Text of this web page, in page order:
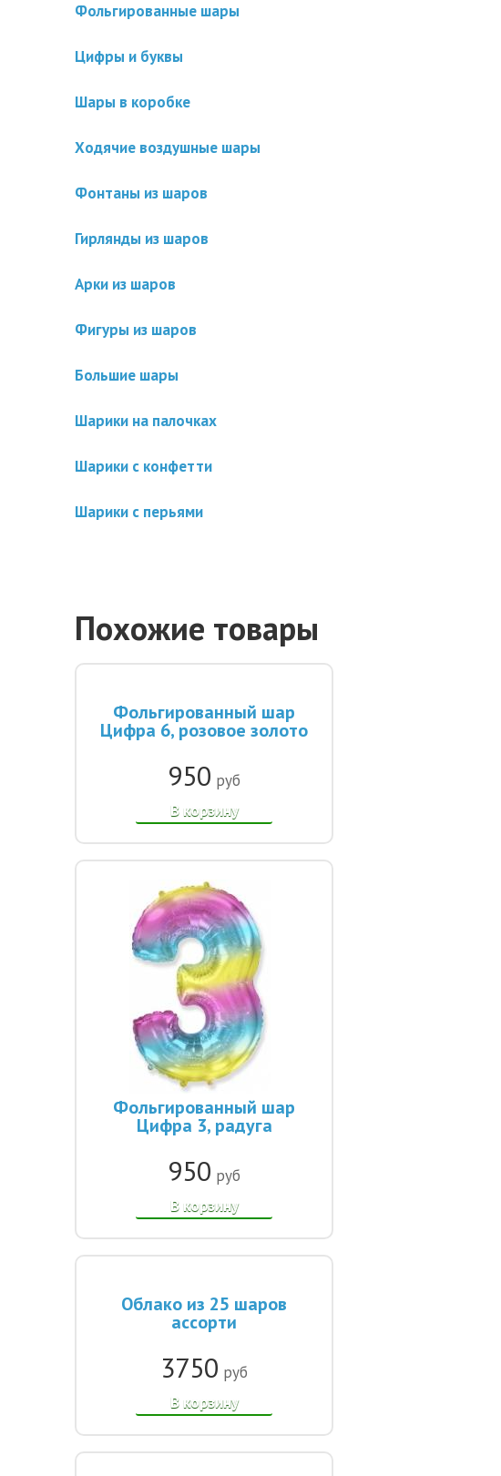
Фольгированные шары
Цифры и буквы
Шары в коробке
Ходячие воздушные шары
Фонтаны из шаров
Гирлянды из шаров
Арки из шаров
Фигуры из шаров
Большие шары
Шарики на палочках
Шарики с конфетти
Шарики с перьями
Похожие товары
Фольгированный шар
Цифра 6, розовое золото
950 руб
В корзину
Фольгированный шар
Цифра 3, радуга
950 руб
В корзину
Облако из 25 шаров
ассорти
3750 руб
В корзину